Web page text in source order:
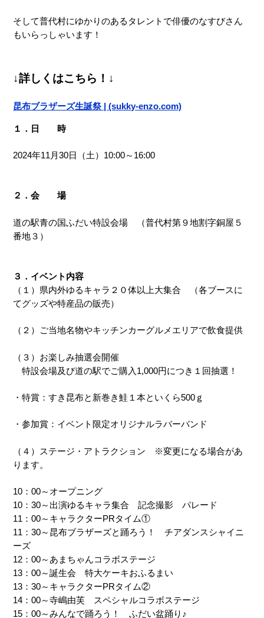
そして普代村にゆかりのあるタレントで俳優のなすびさん
もいらっしゃいます！
↓詳しくはこちら！↓
昆布ブラザーズ生誕祭 | (sukky-enzo.com)
１．日 時
2024年11月30日（土）10:00～16:00
２．会 場
道の駅青の国ふだい特設会場 （普代村第９地割字銅屋５
番地３）
３．イベント内容
（１）県内外ゆるキャラ２０体以上大集合 （各ブースに
てグッズや特産品の販売）
（２）ご当地名物やキッチンカーグルメエリアで飲食提供
（３）お楽しみ抽選会開催
特設会場及び道の駅でご購入1,000円につき１回抽選！
・特賞：すき昆布と新巻き鮭１本といくら500ｇ
・参加賞：イベント限定オリジナルラバーバンド
（４）ステージ・アトラクション ※変更になる場合があ
ります。
10：00～オープニング
10：30～出演ゆるキャラ集合 記念撮影 パレード
11：00～キャラクターPRタイム①
11：30～昆布ブラザーズと踊ろう！ チアダンスシャイニ
ーズ
12：00～あまちゃんコラボステージ
13：00～誕生会 特大ケーキおふるまい
13：30～キャラクターPRタイム②
14：00～寺嶋由芙 スペシャルコラボステージ
15：00～みんなで踊ろう！ ふだい盆踊り♪